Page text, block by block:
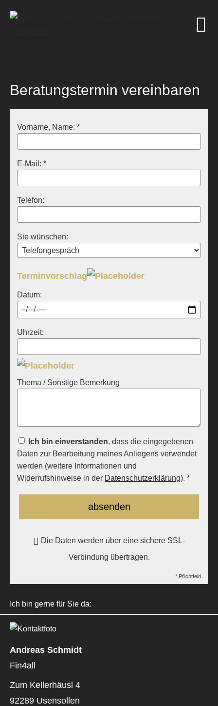
Beratungstermin vereinbaren
Vorname, Name: *
E-Mail: *
Telefon:
Sie wünschen:
Terminvorschlag
Datum:
Uhrzeit:
Thema / Sonstige Bemerkung
Ich bin einverstanden, dass die eingegebenen
Daten zur Bearbeitung meines Anliegens verwendet
werden (weitere Informationen und
Widerrufshinweise in der Datenschutzerklärung). *
absenden
Die Daten werden über eine sichere SSL-
Verbindung übertragen.
* Pflichtfeld
Ich bin gerne für Sie da:
Andreas Schmidt
Fin4all
Zum Kellerhäusl 4
92289 Usensollen